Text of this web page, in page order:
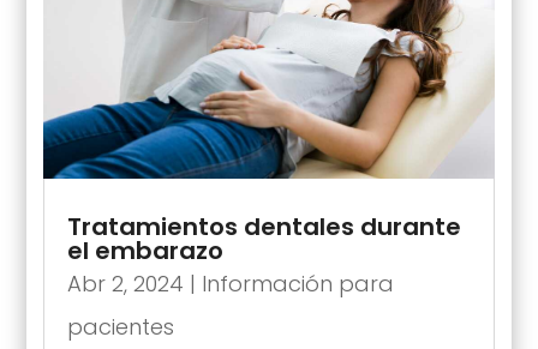
Tratamientos dentales durante
el embarazo
Abr 2, 2024 | Información para
pacientes